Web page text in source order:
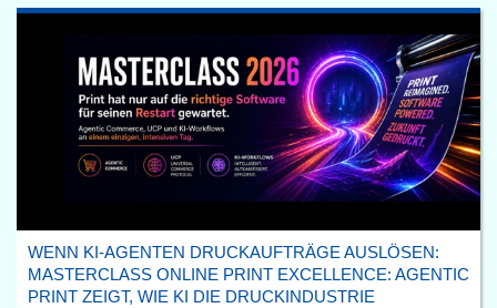
WENN KI-AGENTEN DRUCKAUFTRÄGE AUSLÖSEN:
MASTERCLASS ONLINE PRINT EXCELLENCE: AGENTIC
PRINT ZEIGT, WIE KI DIE DRUCKINDUSTRIE